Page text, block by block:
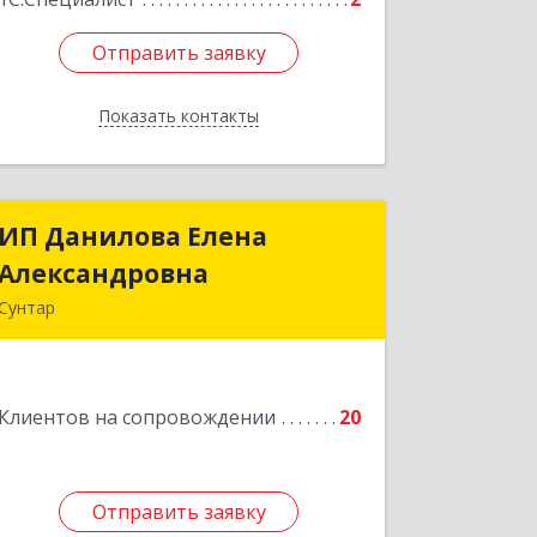
Отправить заявку
Показать контакты
Отправить заявку
Назад
ИП Данилова Елена
Клиентов на сопровождении 20
Отправить заявку
ИП Данилова Елена
Александровна
Отправить заявку